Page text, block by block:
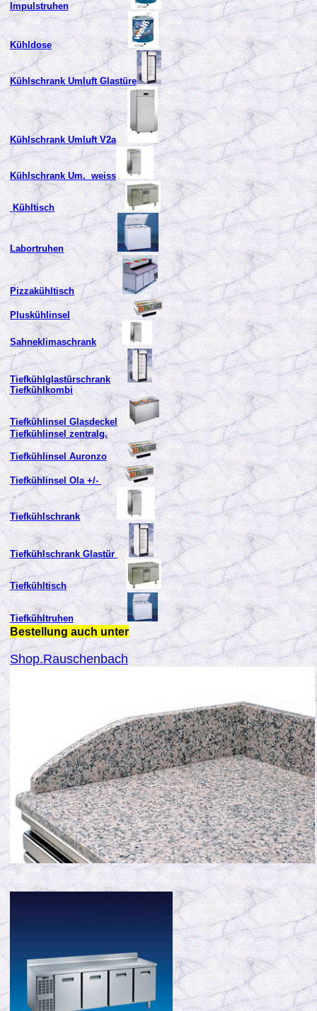
Impulstruhen
Kühldose
Kühlschrank Umluft Glastüre
Kühlschrank Umluft V2a
Kühlschrank Um. weiss
Kühltisch
Labortruhen
Pizzakühltisch
Pluskühlinsel
Sahneklimaschrank
Tiefkühlglastürschrank
Tiefkühlkombi
Tiefkühlinsel Glasdeckel
Tiefkühlinsel zentralg.
Tiefkühlinsel Auronzo
Tiefkühlinsel Ola +/-
Tiefkühlschrank
Tiefkühlschrank Glastür
Tiefkühltisch
Tiefkühltruhen
Bestellung auch unter
Shop.Rauschenbach